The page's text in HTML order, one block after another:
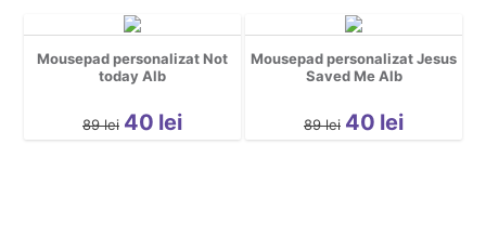
Mousepad personalizat Not
today Alb
89 lei 40 lei
Mousepad personalizat Jesus
Saved Me Alb
89 lei 40 lei